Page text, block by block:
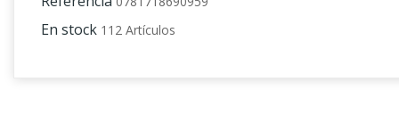
En stock 112 Artículos